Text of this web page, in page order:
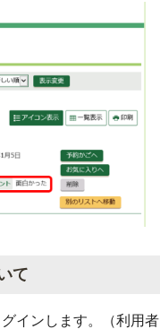
て
インします。（利用者